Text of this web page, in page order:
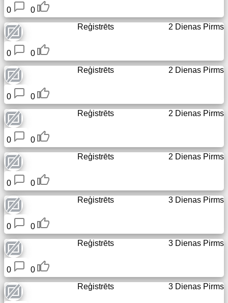
0
0
2 Dienas Pirms
Reģistrēts
0
0
2 Dienas Pirms
Reģistrēts
0
0
2 Dienas Pirms
Reģistrēts
0
0
2 Dienas Pirms
Reģistrēts
0
0
3 Dienas Pirms
Reģistrēts
0
0
3 Dienas Pirms
Reģistrēts
0
0
3 Dienas Pirms
Reģistrēts